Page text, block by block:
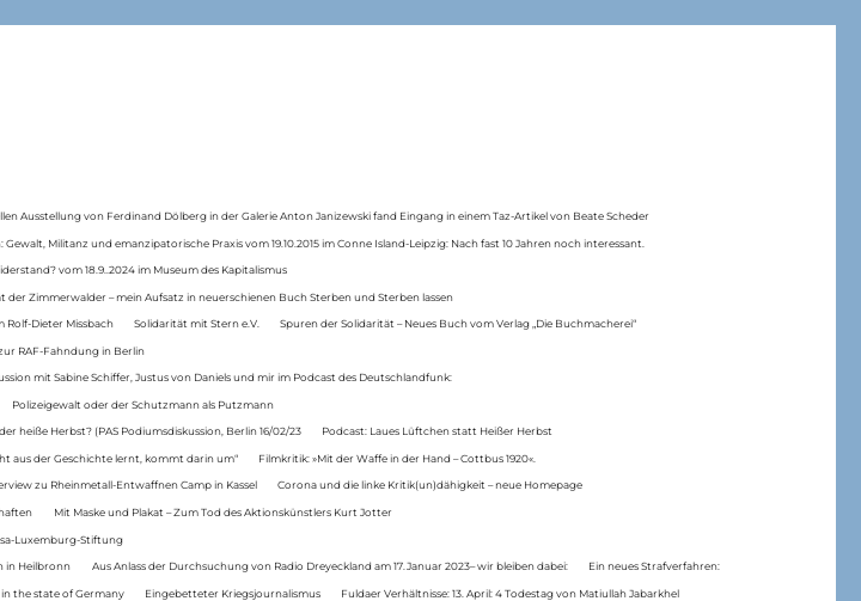
Ausstellung von Ferdinand Dölberg in der Galerie Anton Janizewski fand Eingang in einem Taz-Artikel von Beate Scheder
Militanz und emanzipatorische Praxis vom 19.10.2015 im Conne Island-Leipzig: Nach fast 10 Jahren noch interessant.
vom 18.9..2024 im Museum des Kapitalismus
der Zimmerwalder – mein Aufsatz in neuerschienen Buch Sterben und Sterben lassen
Rolf-Dieter Missbach Solidarität mit Stern e.V. Spuren der Solidarität – Neues Buch vom Verlag „Die Buchmacherei“
RAF-Fahndung in Berlin
mit Sabine Schiffer, Justus von Daniels und mir im Podcast des Deutschlandfunk:
Polizeigewalt oder der Schutzmann als Putzmann
heiße Herbst? (PAS Podiumsdiskussion, Berlin 16/02/23 Podcast: Laues Lüftchen statt Heißer Herbst
aus der Geschichte lernt, kommt darin um“ Filmkritik: »Mit der Waffe in der Hand – Cottbus 1920«.
zu Rheinmetall-Entwaffnen Camp in Kassel Corona und die linke Kritik(un)dähigkeit – neue Homepage
Mit Maske und Plakat – Zum Tod des Aktionskünstlers Kurt Jotter
Luxemburg-Stiftung
in Heilbronn Aus Anlass der Durchsuchung von Radio Dreyeckland am 17.Januar 2023– wir bleiben dabei: Ein neues Strafverfahren:
the state of Germany Eingebetteter Kriegsjournalismus Fuldaer Verhältnisse: 13. April: 4 Todestag von Matiul­lah Jabarkhel